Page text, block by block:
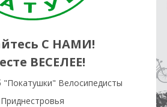
С НАМИ!
ВЕСЕЛЕЕ!
"Покатушки" Велосипедисты
Приднестровья